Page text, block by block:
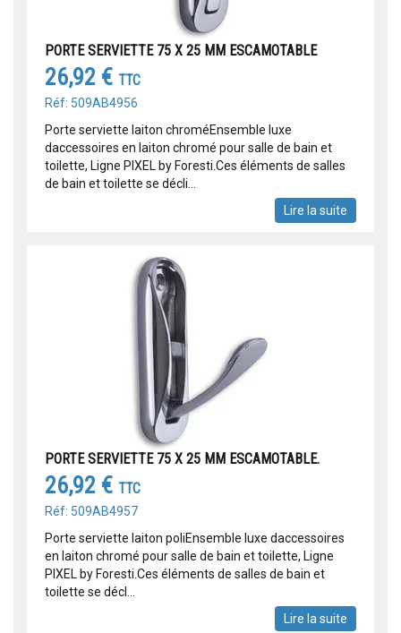
PORTE SERVIETTE 75 X 25 MM ESCAMOTABLE
26,92 € TTC
Réf: 509AB4956
Porte serviette laiton chroméEnsemble luxe
daccessoires en laiton chromé pour salle de bain et
toilette, Ligne PIXEL by Foresti.Ces éléments de salles
de bain et toilette se décli...
Lire la suite
PORTE SERVIETTE 75 X 25 MM ESCAMOTABLE.
26,92 € TTC
Réf: 509AB4957
Porte serviette laiton poliEnsemble luxe daccessoires
en laiton chromé pour salle de bain et toilette, Ligne
PIXEL by Foresti.Ces éléments de salles de bain et
toilette se décl...
Lire la suite